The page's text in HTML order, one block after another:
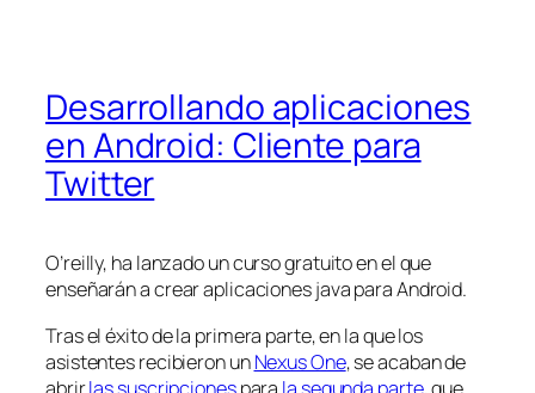
Desarrollando aplicaciones
en Android: Cliente para
Twitter
O’reilly, ha lanzado un curso gratuito en el que
enseñarán a crear aplicaciones java para Android.
Tras el éxito de la primera parte, en la que los
asistentes recibieron unNexus One, se acaban de